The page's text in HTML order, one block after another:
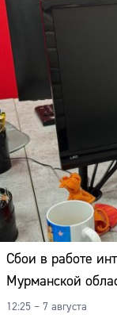
Сбои в работе
Мурманской
12:25 – 7 августа